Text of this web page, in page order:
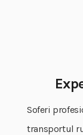
Soferi
transportul